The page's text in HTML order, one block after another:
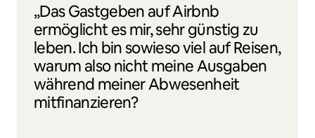
„Das Gastgeben auf Airbnb
ermöglicht es mir, sehr günstig zu
leben. Ich bin sowieso viel auf Reisen,
warum also nicht meine Ausgaben
während meiner Abwesenheit
mitfinanzieren?